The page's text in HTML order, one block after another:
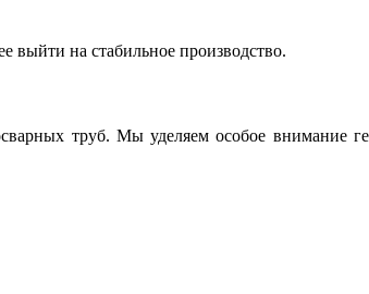
выйти на стабильное производство.
труб. Мы уделяем особое внимание